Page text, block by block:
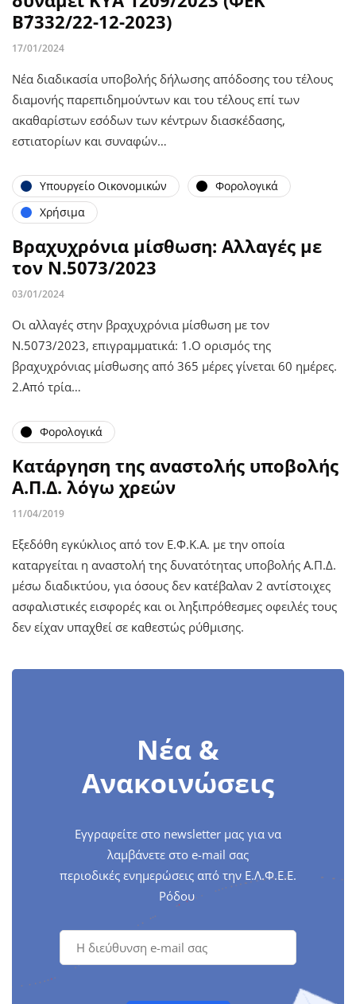
Β΄7332/22-12-2023)
17/01/2024
Νέα διαδικασία υποβολής δήλωσης απόδοσης του τέλους
διαμονής παρεπιδημούντων και του τέλους επί των
ακαθαρίστων εσόδων των κέντρων διασκέδασης,
εστιατορίων και συναφών…
Υπουργείο Οικονομικών
Φορολογικά
Χρήσιμα
Βραχυχρόνια μίσθωση: Αλλαγές με
τον Ν.5073/2023
03/01/2024
Οι αλλαγές στην βραχυχρόνια μίσθωση με τον
Ν.5073/2023, επιγραμματικά: 1.Ο ορισμός της
βραχυχρόνιας μίσθωσης από 365 μέρες γίνεται 60 ημέρες.
2.Από τρία…
Φορολογικά
Κατάργηση της αναστολής υποβολής
Α.Π.Δ. λόγω χρεών
11/04/2019
Εξεδόθη εγκύκλιος από τον Ε.Φ.Κ.Α. με την οποία
καταργείται η αναστολή της δυνατότητας υποβολής Α.Π.Δ.
μέσω διαδικτύου, για όσους δεν κατέβαλαν 2 αντίστοιχες
ασφαλιστικές εισφορές και οι ληξιπρόθεσμες οφειλές τους
δεν είχαν υπαχθεί σε καθεστώς ρύθμισης.
Νέα &
Ανακοινώσεις
Εγγραφείτε στο newsletter μας για να
λαμβάνετε στο e-mail σας
περιοδικές ενημερώσεις από την Ε.Λ.Φ.Ε.Ε.
Ρόδου